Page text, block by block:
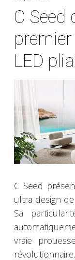
C Seed
LED
C Seed
ultra design
Sa
vraie
révolutionnaire.